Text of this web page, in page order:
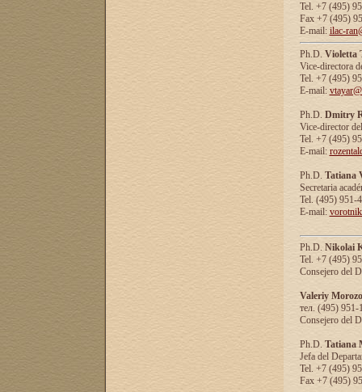
Tel. +7 (495)
Fax +7 (495)
E-mail: ilac-
Ph.D. Violetta
Vice-directora
Tel. +7 (495)
E-mail:
Ph.D. Dmitry
Vice-director
Tel. +7 (495)
E-mail:
Ph.D. Tatiana
Secretaria
Tel. (495) 951-
E-mail:
Ph.D. Nikolai
Tel. +7 (495)
Consejero del
Valeriy
тел. (495) 951-
Consejero del
Ph.D. Tatiana
Jefa del
Tel. +7 (495)
Fax +7 (495)